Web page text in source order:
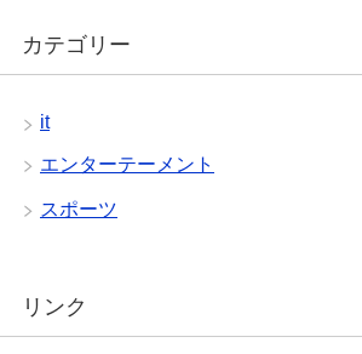
カテゴリー
it
エンターテーメント
スポーツ
リンク